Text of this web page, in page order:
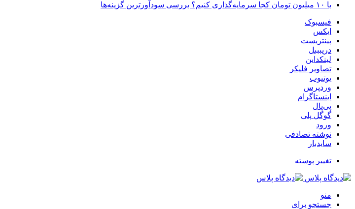
با ۱۰ میلیون تومان کجا سرمایه‌گذاری کنیم؟ بررسی سودآورترین گزینه‌ها
فیسبوک
ایکس
پینتریست
دریبببل
لینکداین
تصاویر فلیکر
یوتیوب
وردپرس
اینستاگرام
پی‌پال
گوگل پلی
ورود
نوشته تصادفی
سایدبار
تغییر پوسته
منو
جستجو برای